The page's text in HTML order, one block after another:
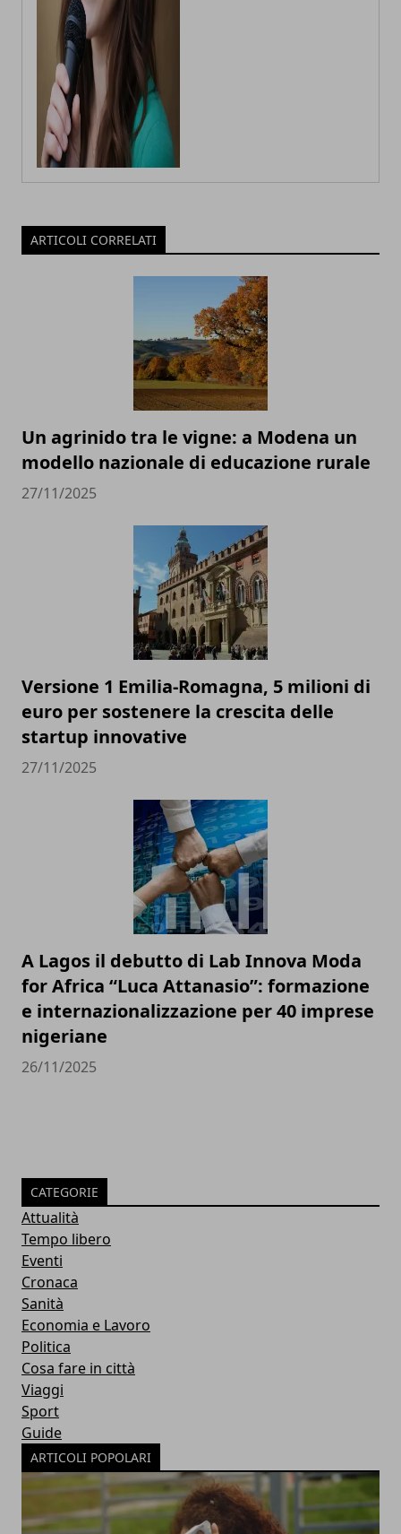
ARTICOLI CORRELATI
Un agrinido tra le vigne: a Modena un
modello nazionale di educazione rurale
27/11/2025
Versione 1 Emilia-Romagna, 5 milioni di
euro per sostenere la crescita delle
startup innovative
27/11/2025
A Lagos il debutto di Lab Innova Moda
for Africa “Luca Attanasio”: formazione
e internazionalizzazione per 40 imprese
nigeriane
26/11/2025
CATEGORIE
Attualità
Tempo libero
Eventi
Cronaca
Sanità
Economia e Lavoro
Politica
Cosa fare in città
Viaggi
Sport
Guide
ARTICOLI POPOLARI